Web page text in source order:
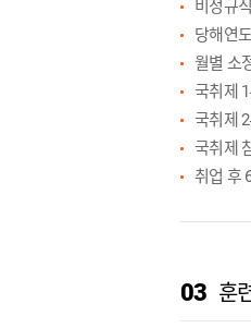
비정규
당해연
월별 소
국취제
국취제
국취제
취업 후
03 훈